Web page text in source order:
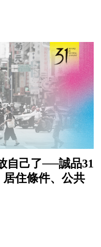
自己了──誠品31
住條件、公共